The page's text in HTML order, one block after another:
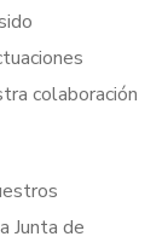
colaboración
Junta de